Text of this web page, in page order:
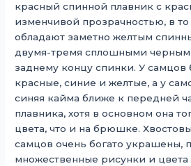
красный спинной плавник с
изменчивой прозрачностью, в
обладают заметно желтым
двумя-тремя сплошными
заднему концу спинки. У
красные, синие и желтые, а у
синяя кайма ближе к передней
плавника, хотя в основном она
цвета, что и на брюшке.
самцов очень богато украшены,
множественные рисунки и цвета